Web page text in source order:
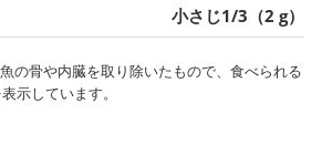
小さじ1/3（2 g）
の骨や内臓を取り除いたもので、食べられる
示しています。